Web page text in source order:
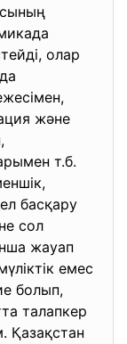
олар
және
т.б.
басқару
сол
жауап
емес
болып,
талапкер
Қазақстан